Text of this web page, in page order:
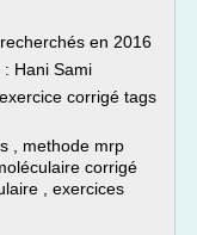
en 2016
Hani Sami
corrigé tags
, methode mrp
corrigé
, exercices